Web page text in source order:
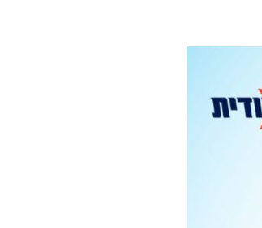
Михаэль Бен Ари о недельной главе Т...
Михаэль Бен Ари о недельной главе Т...